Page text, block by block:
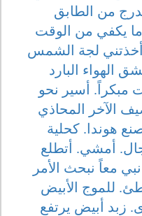
من الطابق
ما يكفي من الوقت
أخذتني لجة الشمس
الهواء البارد
مبكراً. أسير نحو
الآخر المحاذي
هوندا. كحلية
أمشي. أتطلع
معاً نبحث الأمر
للموج الأبيض
زبد أبيض يرتفع